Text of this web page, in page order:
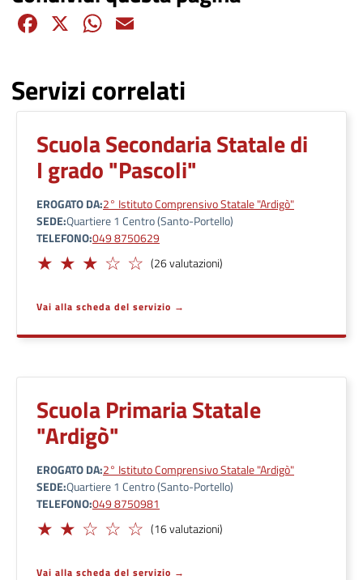
Facebook
X WhatsApp
Email
Servizi correlati
Scuola Secondaria Statale di
I grado "Pascoli"
EROGATO DA 2° Istituto Comprensivo Statale "Ardigò"
SEDEQuartiere 1 Centro (Santo-Portello)
TELEFONO049 8750629
Adeguato
(26 valutazioni)
Vai alla scheda del servizio
Scuola Primaria Statale
"Ardigò"
EROGATO DA 2° Istituto Comprensivo Statale "Ardigò"
SEDEQuartiere 1 Centro (Santo-Portello)
TELEFONO049 8750981
Limitato
(16 valutazioni)
Vai alla scheda del servizio